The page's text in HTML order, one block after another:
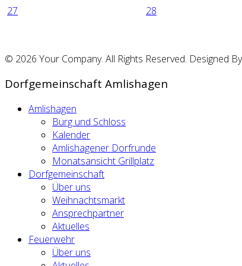
27
28
© 2026 Your Company. All Rights Reserved. Designed
Dorfgemeinschaft Amlishagen
Amlishagen
Burg und Schloss
Kalender
Amlishagener Dorfrunde
Monatsansicht Grillplatz
Dorfgemeinschaft
Über uns
Weihnachtsmarkt
Ansprechpartner
Aktuelles
Feuerwehr
Über uns